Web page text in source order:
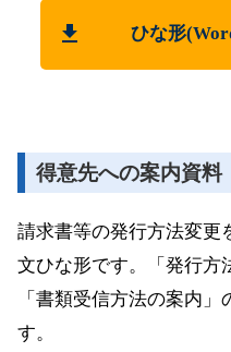
ひな形
得意先への案内資料
請求書等の発行方法変更
文ひな形です。「発行方
「書類受信方法の案内
す。